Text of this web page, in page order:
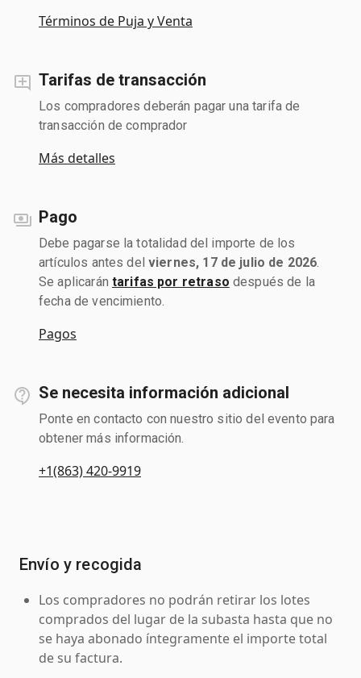
Términos de Puja y Venta
Tarifas de transacción
Los compradores deberán pagar una tarifa de
transacción de comprador
Más detalles
Pago
Debe pagarse la totalidad del importe de los
artículos antes del viernes, 17 de julio de 2026
Se aplicarán tarifas por retraso después de la
fecha de vencimiento.
Pagos
Se necesita información adicional
Ponte en contacto con nuestro sitio del evento para
obtener más información.
+1(863) 420-9919
Envío y recogida
Los compradores no podrán retirar los lotes
comprados del lugar de la subasta hasta que no
se haya abonado íntegramente el importe total
de su factura.